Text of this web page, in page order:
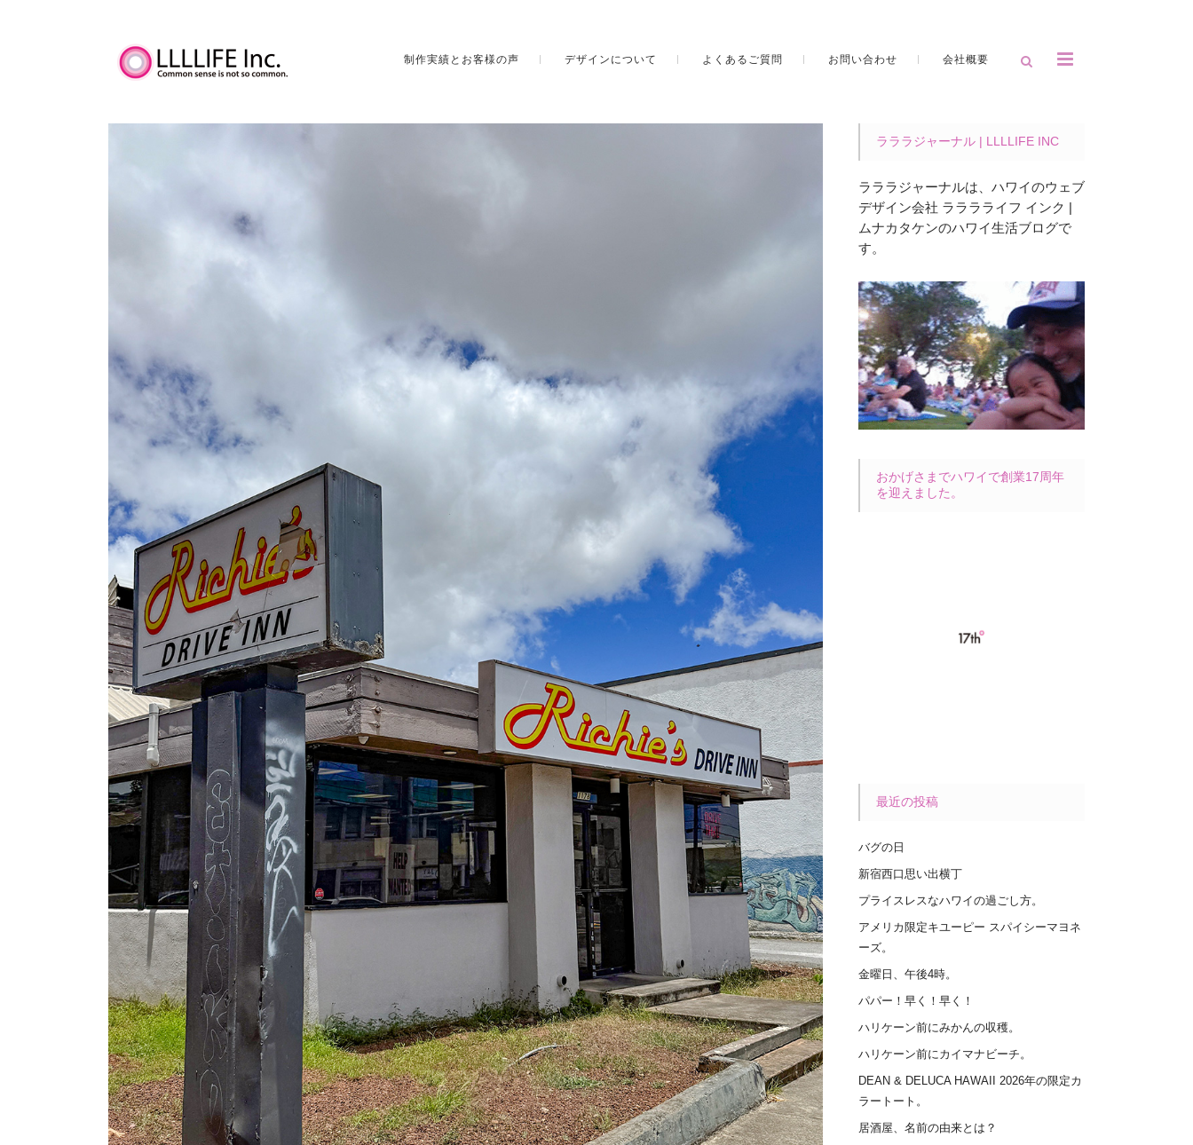
制作実績とお客様の声 デザインについて よくあるご質問 お問い合わせ 会社概要
ラララジャーナル | LLLLIFE INC
ラララジャーナルは、ハワイのウェブ
デザイン会社 ラララライフ インク |
ムナカタケンのハワイ生活ブログで
す。
おかげさまでハワイで創業17周年
を迎えました。
最近の投稿
バグの日
新宿西口思い出横丁
プライスレスなハワイの過ごし方。
アメリカ限定キユーピー スパイシーマヨネ
ーズ。
金曜日、午後4時。
パパー！早く！早く！
ハリケーン前にみかんの収穫。
ハリケーン前にカイマナビーチ。
DEAN & DELUCA HAWAII 2026年の限定カ
ラートート。
居酒屋、名前の由来とは？